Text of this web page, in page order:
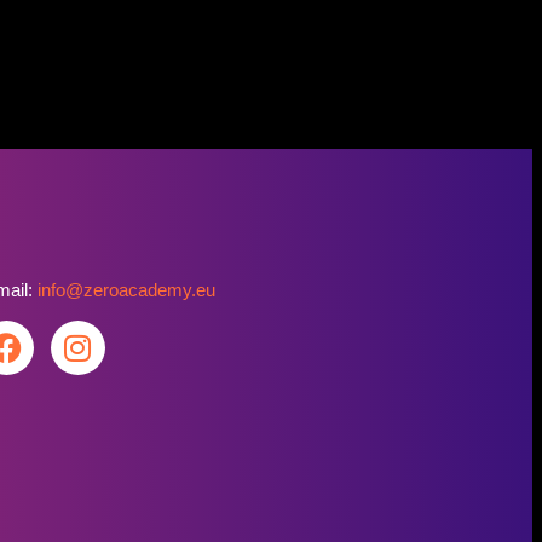
info@zeroacademy.eu